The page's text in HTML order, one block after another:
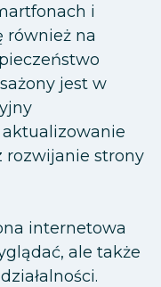
i
również na
jest w
rozwijanie strony
internetowa
ale także